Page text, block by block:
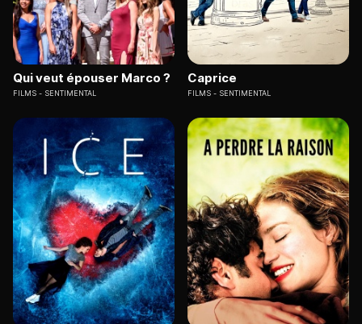
Qui veut épouser Marco ?
FILMS SENTIMENTAL
Caprice
FILMS SENTIMENTAL